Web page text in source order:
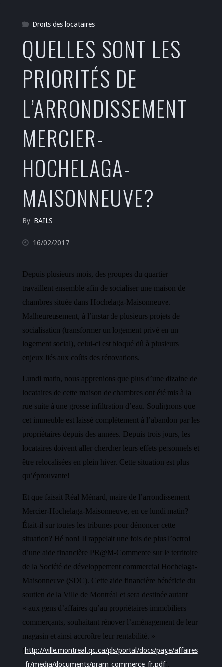
Droits des locataires
QUELLES SONT LES
PRIORITÉS DE
L’ARRONDISSEMENT
MERCIER-
HOCHELAGA-
MAISONNEUVE?
By BAILS
16/02/2017
Depuis plusieurs mois, des groupes du quartier
travaillent ensemble afin de socialiser une maison de
chambres située dans Hochelaga-Maisonneuve.
Malheureusement, à l’instar de plusieurs projets de
socialisation (transformer un logement privé en un
logement social), celui-ci est bloqué dû à plusieurs
enjeux liés aux coûts des rénovations.
Lundi matin, nous apprenions que plus d’une dizaine de
locataires de cette maison de chambres ont été mis à la
rue suite à une grosse infiltration d’eau. Soulignons que
cet immeuble est laissé complètement à l’abandon par les
propriétaires depuis des années. Depuis trois jours, les
locataires doivent aller chercher leurs effets personnels et
être relocalisées en plein hiver. Cette situation est plus
qu’éprouvante!
Et que faisait Réal Ménard, maire de l’arrondissement
Mercier-Hochelaga-Maisonneuve, en ce lundi matin?
Était-il sur toutes les tribunes pour dénoncer cette
situation? Hé non! Il rappelait une fois de plus l’octroi
d’une aide financière PR@M-Commerce sur le territoire
de la Société de développement commercial Hochelaga-
Maisonneuve (SDC). Cette aide financière bénéficie du
soutien de la Ville de Montréal et sera destinée autant
« aux gens d’affaires qu’au propriétaires immobiliers
commerçants, souhaitant rénover l’aménagement de leur
magasin et ainsi accroître leur rentabilité. »
(http://ville.montreal.qc.ca/pls/portal/docs/page/affaires
_fr/media/documents/pram_commerce_fr.pdf).